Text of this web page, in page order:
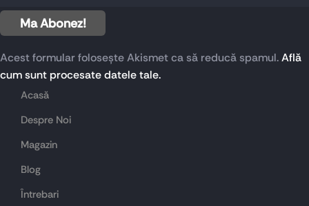
Acest formular folosește Akismet ca să reducă spamul.Află
cum sunt procesate datele tale.
Acasă
Despre Noi
Magazin
Blog
Întrebari